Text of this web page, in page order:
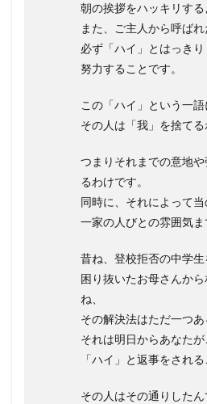
朝の挨拶をハッキリする
また、ご主人から呼ばれ
必ず「ハイ」とはっき
努力することです。
この「ハイ」という一語
その人は「我」を捨てる
つまりそれまでの意地
るわけです。
同時に、それによって当
一家の人びとの雰囲気ま
昔ね、登校拒否の中学
困り抜いたお母さんか
ね、
その解決法はただ一つあ
それは明日からあなた
「ハイ」と返事をされ
その人はその通りしたん